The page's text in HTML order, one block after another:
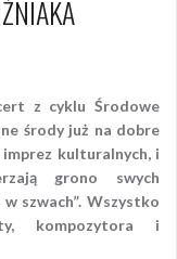
z cyklu Środowe
środy już na dobre
imprez kulturalnych, i
grono swych
szwach”. Wszystko
kompozytora i